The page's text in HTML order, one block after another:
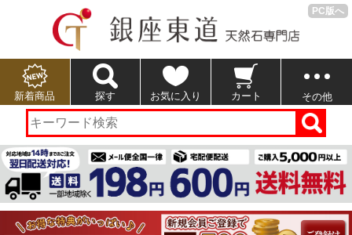
PC版へ
新着商品 探す お気に入り カート その他